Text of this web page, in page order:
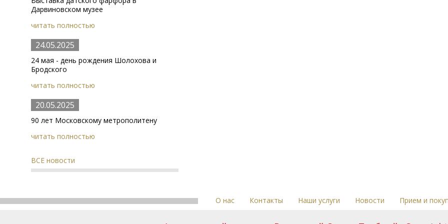
Дарвиновском музее
читать полностью
24.05.2025
24 мая - день рождения Шолохова и
Бродского
читать полностью
20.05.2025
90 лет Московскому метрополитену
читать полностью
ВСЕ новости
О нас Контакты Наши услуги Новости Прием и